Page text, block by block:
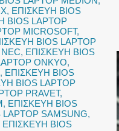
, ΕΠΙΣΚΕΥΗ BIOS
BIOS LAPTOP
MICROSOFT,
BIOS LAPTOP
, ΕΠΙΣΚΕΥΗ BIOS
ONKYO,
, ΕΠΙΣΚΕΥΗ BIOS
BIOS LAPTOP
PRAVET,
, ΕΠΙΣΚΕΥΗ BIOS
SAMSUNG,
ΕΠΙΣΚΕΥΗ BIOS